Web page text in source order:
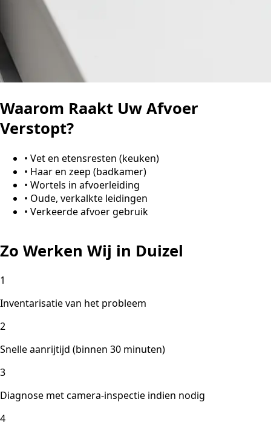
Waarom Raakt Uw Afvoer
Verstopt?
• Vet en etensresten (keuken)
• Haar en zeep (badkamer)
• Wortels in afvoerleiding
• Oude, verkalkte leidingen
• Verkeerde afvoer gebruik
Zo Werken Wij in Duizel
1
Inventarisatie van het probleem
2
Snelle aanrijtijd (binnen 30 minuten)
3
Diagnose met camera-inspectie indien nodig
4